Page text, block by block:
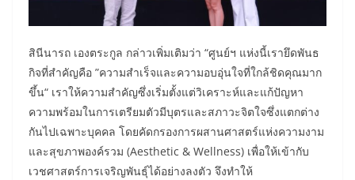
สินีนารถ เองตระกูล กล่าวเพิ่มเติมว่า “ศูนย์ฯ แห่งนี้เรายึดพันธ
กิจที่สำคัญคือ ”ความสำเร็จและความอบอุ่นใจที่ใกล้ชิดคุณมาก
ขึ้น“ เราให้ความสำคัญซึ่งเริ่มตั้งแต่วิเคราะห์และแก้ปัญหา
ความพร้อมในการเตรียมตัวมีบุตรและสภาวะจิตใจซึ่งแตกต่าง
กันไปเฉพาะบุคคล โดยคัดกรองการผสานศาสตร์แห่งความงาม
และสุขภาพองค์รวม (Aesthetic & Wellness) เพื่อให้เข้ากับ
เวชศาสตร์การเจริญพันธุ์ได้อย่างลงตัว จึงทำให้